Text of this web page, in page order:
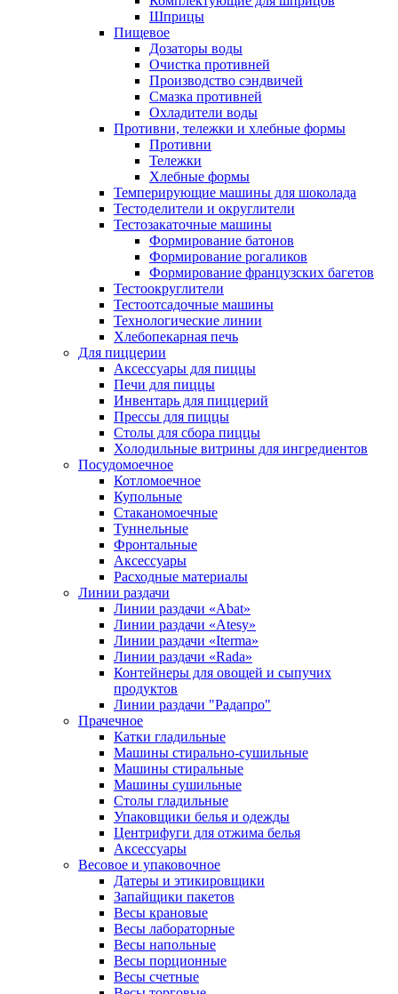
Шприцы
Пищевое
Дозаторы воды
Очистка противней
Производство сэндвичей
Смазка противней
Охладители воды
Противни, тележки и хлебные формы
Противни
Тележки
Хлебные формы
Темперирующие машины для шоколада
Тестоделители и округлители
Тестозакаточные машины
Формирование батонов
Формирование рогаликов
Формирование французских багетов
Тестоокруглители
Тестоотсадочные машины
Технологические линии
Хлебопекарная печь
Для пиццерии
Аксессуары для пиццы
Печи для пиццы
Инвентарь для пиццерий
Прессы для пиццы
Столы для сбора пиццы
Холодильные витрины для ингредиентов
Посудомоечное
Котломоечное
Купольные
Стаканомоечные
Туннельные
Фронтальные
Аксессуары
Расходные материалы
Линии раздачи
Линии раздачи «Abat»
Линии раздачи «Atesy»
Линии раздачи «Iterma»
Линии раздачи «Rada»
Контейнеры для овощей и сыпучих
продуктов
Линии раздачи "Радапро"
Прачечное
Катки гладильные
Машины стирально-сушильные
Машины стиральные
Машины сушильные
Столы гладильные
Упаковщики белья и одежды
Центрифуги для отжима белья
Аксессуары
Весовое и упаковочное
Датеры и этикировщики
Запайщики пакетов
Весы крановые
Весы лабораторные
Весы напольные
Весы порционные
Весы счетные